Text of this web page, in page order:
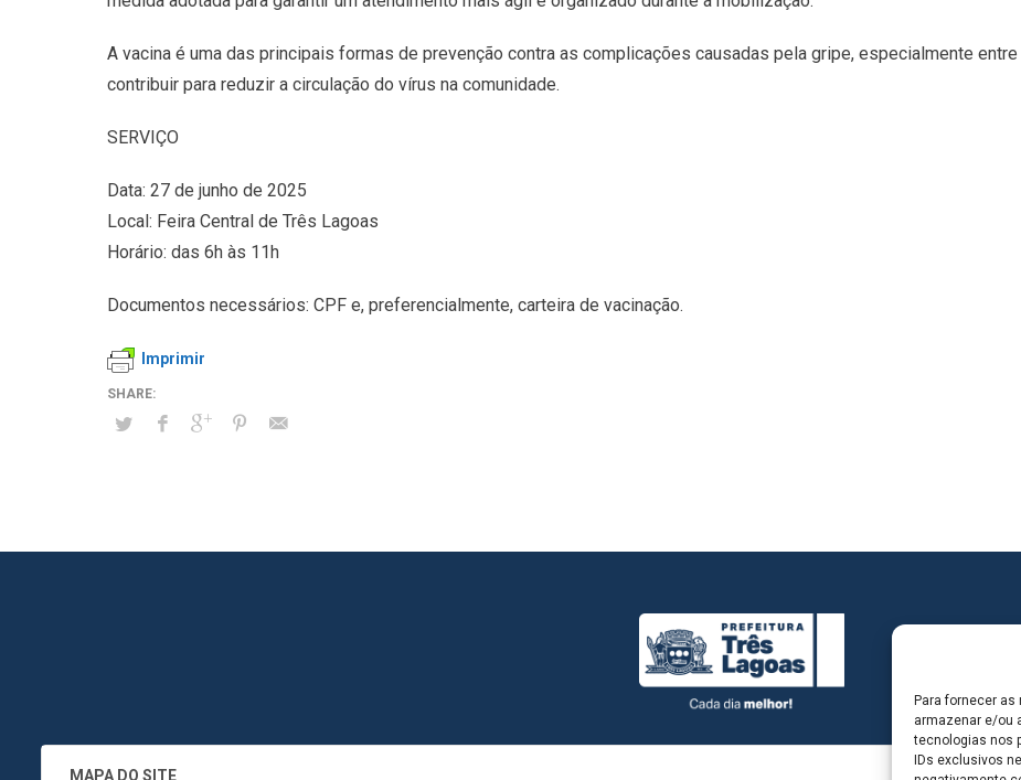
Para fornecer
armazenar e/ou
tecnologias nos
IDs exclusivos
A vacina é uma das principais formas de prevenção contra as complicações causadas pela gripe, especialmente
contribuir para reduzir a circulação do vírus na comunidade.
SERVIÇO
Data: 27 de junho de 2025
Local: Feira Central de Três Lagoas
Horário: das 6h às 11h
Documentos necessários: CPF e, preferencialmente, carteira de vacinação.
Imprimir
MAPA DO SITE